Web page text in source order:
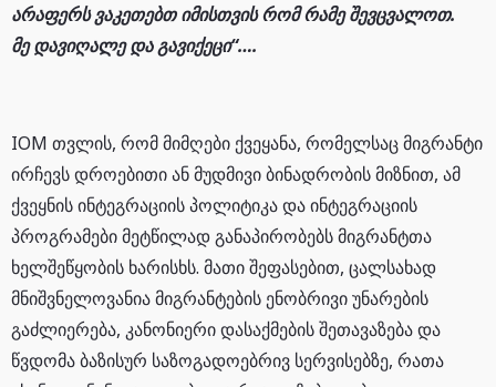
არაფერს ვაკეთებთ იმისთვის რომ რამე შევცვალოთ.
მე დავიღალე და გავიქეცი“….
IOM თვლის, რომ მიმღები ქვეყანა, რომელსაც მიგრანტი
ირჩევს დროებითი ან მუდმივი ბინადრობის მიზნით, ამ
ქვეყნის ინტეგრაციის პოლიტიკა და ინტეგრაციის
პროგრამები მეტწილად განაპირობებს მიგრანტთა
ხელშეწყობის ხარისხს. მათი შეფასებით, ცალსახად
მნიშვნელოვანია მიგრანტების ენობრივი უნარების
გაძლიერება, კანონიერი დასაქმების შეთავაზება და
წვდომა ბაზისურ საზოგადოებრივ სერვისებზე, რათა